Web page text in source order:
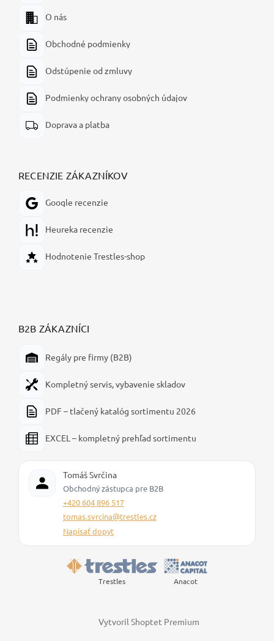
O nás
Obchodné podmienky
Odstúpenie od zmluvy
Podmienky ochrany osobných údajov
Doprava a platba
RECENZIE ZÁKAZNÍKOV
Google recenzie
Heureka recenzie
Hodnotenie Trestles-shop
B2B ZÁKAZNÍCI
Regály pre firmy (B2B)
Kompletný servis, vybavenie skladov
PDF – tlačený katalóg sortimentu 2026
EXCEL – kompletný prehľad sortimentu
Tomáš Svrčina
Obchodný zástupca pre B2B
+420 604 896 517
tomas.svrcina@trestles.cz
Napísať dopyt
Trestles Anacot
Vytvoril Shoptet Premium